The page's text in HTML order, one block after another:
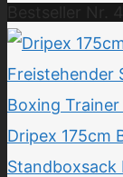
Dripex 175cm
Standboxsack